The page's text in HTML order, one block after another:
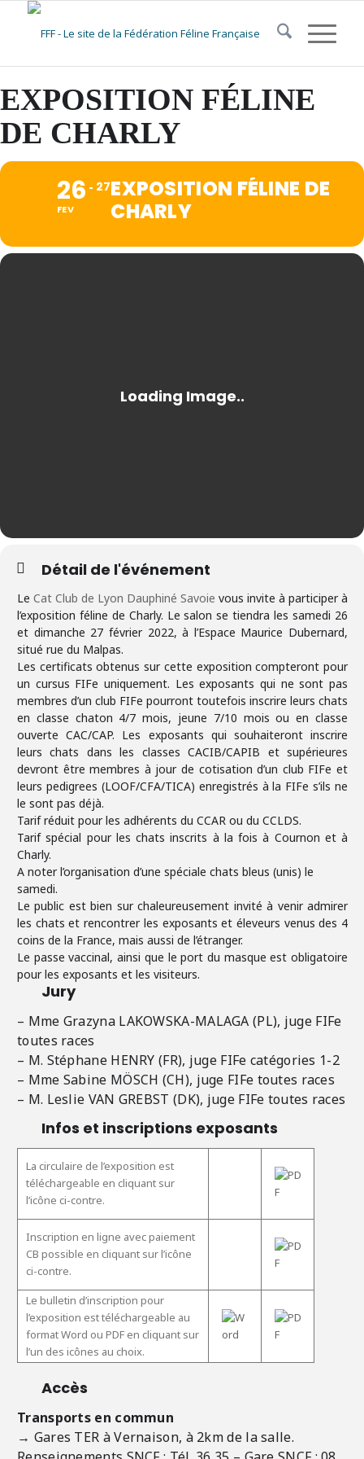
EXPOSITION FÉLINE
DE CHARLY
26
FEV
27EXPOSITION FÉLINE DE
CHARLY
Détail de l'événement
Le Cat Club de Lyon Dauphiné Savoie vous invite à participer à
l’exposition féline de Charly. Le salon se tiendra les samedi 26
et dimanche 27 février 2022, à l’Espace Maurice Dubernard,
situé rue du Malpas.
Les certificats obtenus sur cette exposition compteront pour
un cursus FIFe uniquement. Les exposants qui ne sont pas
membres d’un club FIFe pourront toutefois inscrire leurs chats
en classe chaton 4/7 mois, jeune 7/10 mois ou en classe
ouverte CAC/CAP. Les exposants qui souhaiteront inscrire
leurs chats dans les classes CACIB/CAPIB et supérieures
devront être membres à jour de cotisation d’un club FIFe et
leurs pedigrees (LOOF/CFA/TICA) enregistrés à la FIFe s’ils ne
le sont pas déjà.
Tarif réduit pour les adhérents du CCAR ou du CCLDS.
Tarif spécial pour les chats inscrits à la fois à Cournon et à
Charly.
A noter l’organisation d’une spéciale chats bleus (unis) le
samedi.
Le public est bien sur chaleureusement invité à venir admirer
les chats et rencontrer les exposants et éleveurs venus des 4
coins de la France, mais aussi de l’étranger.
Le passe vaccinal, ainsi que le port du masque est obligatoire
pour les exposants et les visiteurs.
Jury
– Mme Grazyna LAKOWSKA-MALAGA (PL), juge FIFe
toutes races
– M. Stéphane HENRY (FR), juge FIFe catégories 1-2
– Mme Sabine MÖSCH (CH), juge FIFe toutes races
– M. Leslie VAN GREBST (DK), juge FIFe toutes races
Infos et inscriptions exposants
La circulaire de l’exposition est
téléchargeable en cliquant sur
l’icône ci-contre.
Inscription en ligne avec paiement
CB possible en cliquant sur l’icône
ci-contre.
Le bulletin d’inscription pour
l’exposition est téléchargeable au
format Word ou PDF en cliquant sur
l’un des icônes au choix.
Accès
Transports en commun
→ Gares TER à Vernaison, à 2km de la salle.